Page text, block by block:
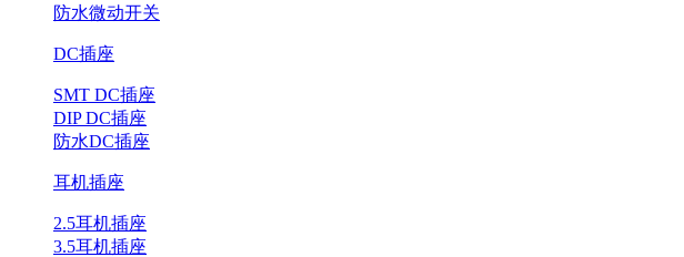
防水微动开关
DC插座
SMT DC插座
DIP DC插座
防水DC插座
耳机插座
2.5耳机插座
3.5耳机插座